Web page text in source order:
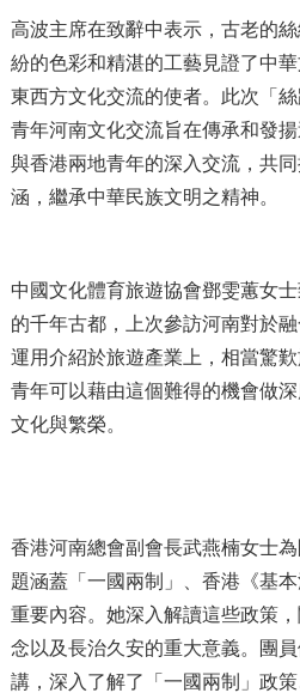
高波主席在致辭中表示，古老的
紛的色彩和精湛的工藝見證了中
東西方文化交流的使者。此次「
青年河南文化交流旨在傳承和發
與香港兩地青年的深入交流，共
涵，繼承中華民族文明之精神。
中國文化體育旅遊協會鄧雯蕙女
的千年古都，上次參訪河南對於
運用介紹於旅遊產業上，相當驚
青年可以藉由這個難得的機會做
文化與繁榮。
香港河南總會副會長武燕楠女士
題涵蓋「一國兩制」、香港《基
重要內容。她深入解讀這些政策
念以及長治久安的重大意義。團
講，深入了解了「一國兩制」政